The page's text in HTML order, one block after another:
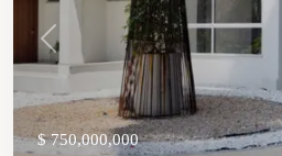
Anterior
$ 750,000,000